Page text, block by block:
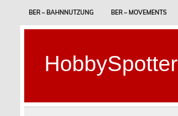
BER – BAHNNUTZUNG BER – MOVEMENTS
HobbySpotter